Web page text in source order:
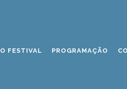
O FESTIVAL PROGRAMAÇÃO